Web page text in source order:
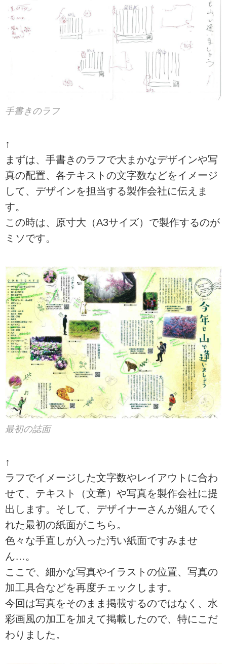
手書きのラフ
↑
まずは、手書きのラフで大まかなデザインや写
真の配置、各テキストの文字数などをイメージ
して、デザインを担当する製作会社に伝えま
す。
この時は、原寸大（A3サイズ）で製作するのが
ミソです。
最初の誌面
↑
ラフでイメージした文字数やレイアウトに合わ
せて、テキスト（文章）や写真を製作会社に提
出します。そして、デザイナーさんが組んでく
れた最初の紙面がこちら。
色々な手直しが入った汚い紙面ですみませ
ん…。
ここで、細かな写真やイラストの位置、写真の
加工具合などを再度チェックします。
今回は写真をそのまま掲載するのではなく、水
彩画風の加工を加えて掲載したので、特にこだ
わりました。